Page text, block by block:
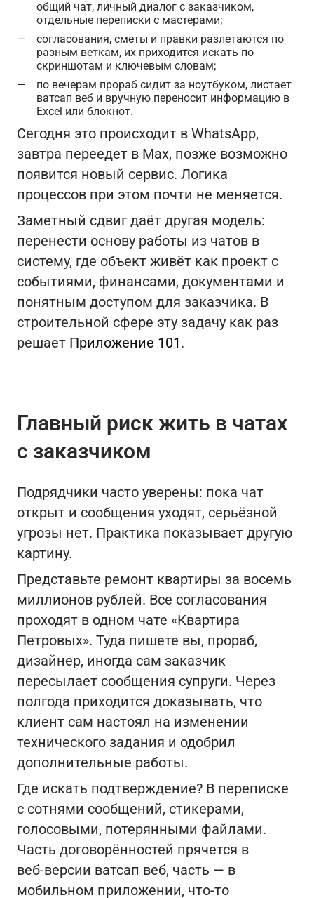
общий чат, личный диалог с заказчиком,
отдельные переписки с мастерами;
согласования, сметы и правки разлетаются по
разным веткам, их приходится искать по
скриншотам и ключевым словам;
по вечерам прораб сидит за ноутбуком, листает
ватсап веб и вручную переносит информацию в
Excel или блокнот.
Сегодня это происходит в WhatsApp,
завтра переедет в Max, позже возможно
появится новый сервис. Логика
процессов при этом почти не меняется.
Заметный сдвиг даёт другая модель:
перенести основу работы из чатов в
систему, где объект живёт как проект с
событиями, финансами, документами и
понятным доступом для заказчика. В
строительной сфере эту задачу как раз
решает Приложение 101.
Главный риск жить в чатах
с заказчиком
Подрядчики часто уверены: пока чат
открыт и сообщения уходят, серьёзной
угрозы нет. Практика показывает другую
картину.
Представьте ремонт квартиры за восемь
миллионов рублей. Все согласования
проходят в одном чате «Квартира
Петровых». Туда пишете вы, прораб,
дизайнер, иногда сам заказчик
пересылает сообщения супруги. Через
полгода приходится доказывать, что
клиент сам настоял на изменении
технического задания и одобрил
дополнительные работы.
Где искать подтверждение? В переписке
с сотнями сообщений, стикерами,
голосовыми, потерянными файлами.
Часть договорённостей прячется в
веб‑версии ватсап веб, часть — в
мобильном приложении, что‑то